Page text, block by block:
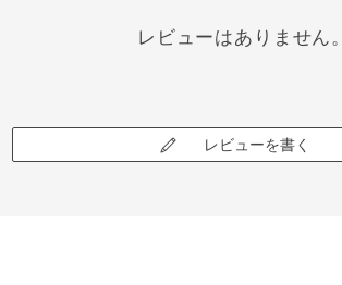
レビューはありません。
レビューを書く